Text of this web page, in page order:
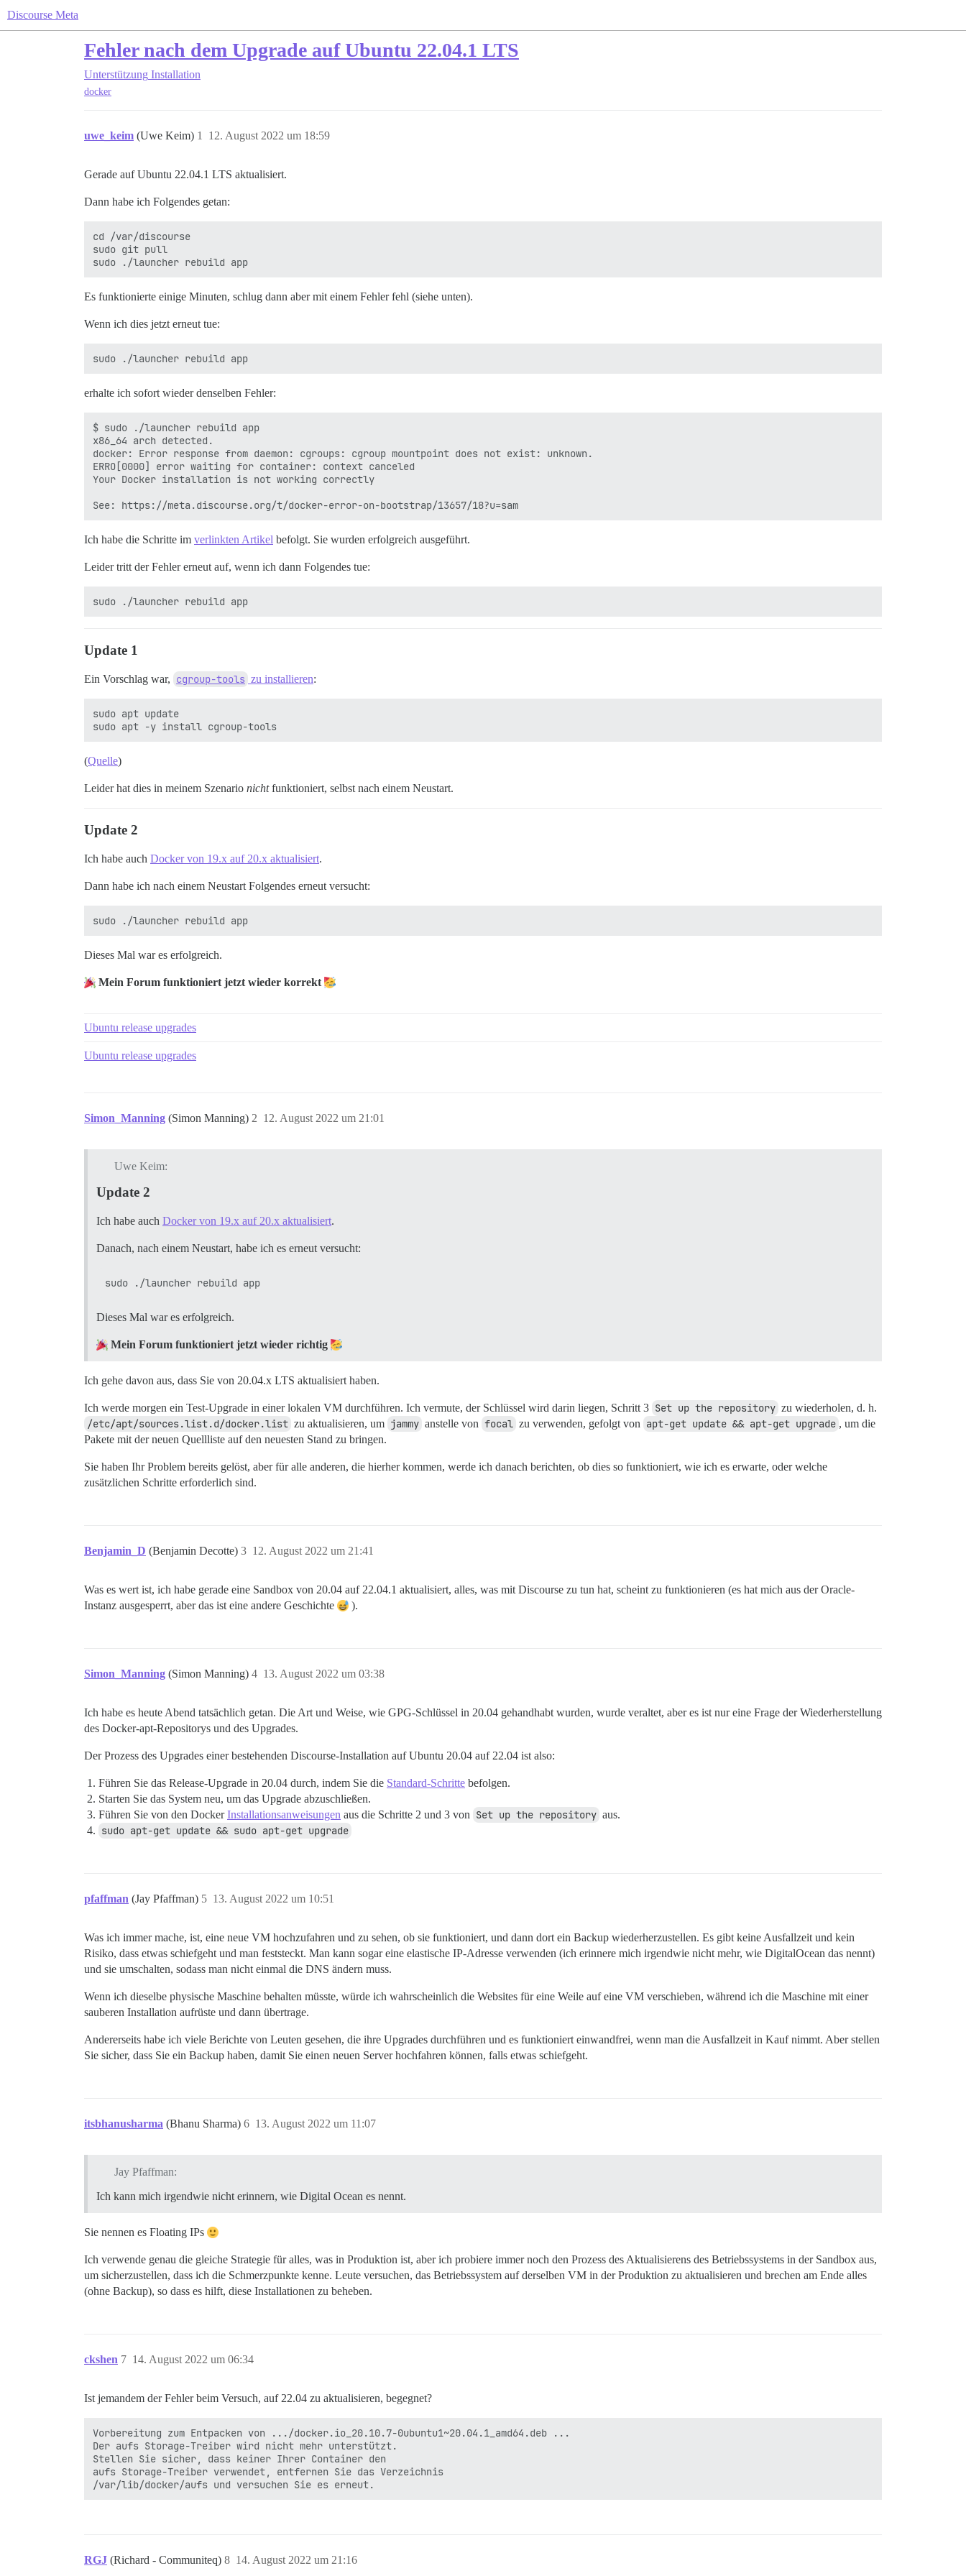
Discourse Meta
Fehler nach dem Upgrade auf Ubuntu 22.04.1 LTS
Unterstützung Installation
docker
uwe_keim (Uwe Keim) 12. August 2022 um 18:59
1
Gerade auf Ubuntu 22.04.1 LTS aktualisiert.
Dann habe ich Folgendes getan:
cd /var/discourse
sudo git pull
Es funktionierte einige Minuten, schlug dann aber mit einem Fehler fehl (siehe unten).
Wenn ich dies jetzt erneut tue:
erhalte ich sofort wieder denselben Fehler:
$ sudo ./launcher rebuild app
x86_64 arch detected.
docker: Error response from daemon: cgroups: cgroup mountpoint does not exist: unknown.
ERRO[0000] error waiting for container: context canceled
Your Docker installation is not working correctly
Ich habe die Schritte im verlinkten Artikel befolgt. Sie wurden erfolgreich ausgeführt.
Leider tritt der Fehler erneut auf, wenn ich dann Folgendes tue:
Update 1
Ein Vorschlag war, cgroup-tools zu installieren:
sudo apt update
(Quelle)
Leider hat dies in meinem Szenario nichtfunktioniert, selbst nach einem Neustart.
Update 2
Ich habe auch Docker von 19.x auf 20.x aktualisiert.
Dann habe ich nach einem Neustart Folgendes erneut versucht:
Dieses Mal war es erfolgreich.
Mein Forum funktioniert jetzt wieder korrekt
Ubuntu release upgrades
Ubuntu release upgrades
Simon_Manning (Simon Manning) 12. August 2022 um 21:01
2
Uwe Keim:
Update 2
Ich habe auch Docker von 19.x auf 20.x aktualisiert.
Danach, nach einem Neustart, habe ich es erneut versucht:
Dieses Mal war es erfolgreich.
Mein Forum funktioniert jetzt wieder richtig
Ich gehe davon aus, dass Sie von 20.04.x LTS aktualisiert haben.
Ich werde morgen ein Test-Upgrade in einer lokalen VM durchführen. Ich vermute, der Schlüssel wird darin liegen, Schritt 3 Set up the repository zu wiederholen, d. h.
/etc/apt/sources.list.d/docker.list zu aktualisieren, um jammy anstelle von focal zu verwenden, gefolgt von apt-get update && apt-get upgrade , um die
Pakete mit der neuen Quellliste auf den neuesten Stand zu bringen.
Sie haben Ihr Problem bereits gelöst, aber für alle anderen, die hierher kommen, werde ich danach berichten, ob dies so funktioniert, wie ich es erwarte, oder welche
zusätzlichen Schritte erforderlich sind.
Benjamin_D (Benjamin Decotte) 12. August 2022 um 21:41
3
Was es wert ist, ich habe gerade eine Sandbox von 20.04 auf 22.04.1 aktualisiert, alles, was mit Discourse zu tun hat, scheint zu funktionieren (es hat mich aus der Oracle-
Instanz ausgesperrt, aber das ist eine andere Geschichte
).
Simon_Manning (Simon Manning) 13. August 2022 um 03:38
4
Ich habe es heute Abend tatsächlich getan. Die Art und Weise, wie GPG-Schlüssel in 20.04 gehandhabt wurden, wurde veraltet, aber es ist nur eine Frage der Wiederherstellung
des Docker-apt-Repositorys und des Upgrades.
Der Prozess des Upgrades einer bestehenden Discourse-Installation auf Ubuntu 20.04 auf 22.04 ist also:
Führen Sie das Release-Upgrade in 20.04 durch, indem Sie die Standard-Schritte befolgen.
Starten Sie das System neu, um das Upgrade abzuschließen.
Führen Sie von den DockerInstallationsanweisungen aus die Schritte 2 und 3 von Set up the repository aus.
sudo apt-get update && sudo apt-get upgrade
pfaffman (Jay Pfaffman) 13. August 2022 um 10:51
5
Was ich immer mache, ist, eine neue VM hochzufahren und zu sehen, ob sie funktioniert, und dann dort ein Backup wiederherzustellen. Es gibt keine Ausfallzeit und kein
Risiko, dass etwas schiefgeht und man feststeckt. Man kann sogar eine elastische IP-Adresse verwenden (ich erinnere mich irgendwie nicht mehr, wie DigitalOcean das nennt)
und sie umschalten, sodass man nicht einmal die DNS ändern muss.
Wenn ich dieselbe physische Maschine behalten müsste, würde ich wahrscheinlich die Websites für eine Weile auf eine VM verschieben, während ich die Maschine mit einer
sauberen Installation aufrüste und dann übertrage.
Andererseits habe ich viele Berichte von Leuten gesehen, die ihre Upgrades durchführen und es funktioniert einwandfrei, wenn man die Ausfallzeit in Kauf nimmt. Aber stellen
Sie sicher, dass Sie ein Backup haben, damit Sie einen neuen Server hochfahren können, falls etwas schiefgeht.
itsbhanusharma (Bhanu Sharma) 13. August 2022 um 11:07
6
Jay Pfaffman:
Ich kann mich irgendwie nicht erinnern, wie Digital Ocean es nennt.
Sie nennen es Floating IPs
Ich verwende genau die gleiche Strategie für alles, was in Produktion ist, aber ich probiere immer noch den Prozess des Aktualisierens des Betriebssystems in der Sandbox aus,
um sicherzustellen, dass ich die Schmerzpunkte kenne. Leute versuchen, das Betriebssystem auf derselben VM in der Produktion zu aktualisieren und brechen am Ende alles
(ohne Backup), so dass es hilft, diese Installationen zu beheben.
ckshen 14. August 2022 um 06:34
7
Ist jemandem der Fehler beim Versuch, auf 22.04 zu aktualisieren, begegnet?
Vorbereitung zum Entpacken von .../docker.io_20.10.7-0ubuntu1~20.04.1_amd64.deb ...
Der aufs Storage-Treiber wird nicht mehr unterstützt.
Stellen Sie sicher, dass keiner Ihrer Container den
aufs Storage-Treiber verwendet, entfernen Sie das Verzeichnis
RGJ (Richard - Communiteq) 14. August 2022 um 21:16
8